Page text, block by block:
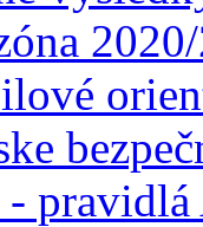
- pravidlá